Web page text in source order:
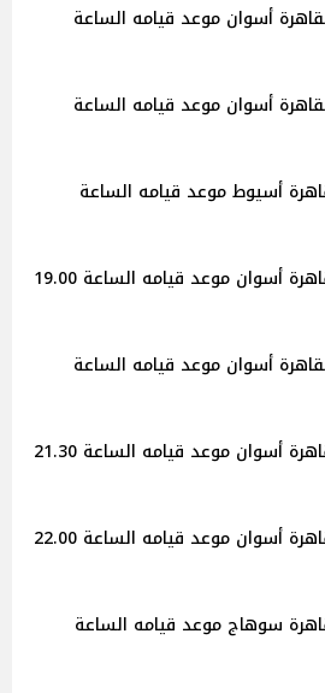
مكيف القاهرة أسوان موعد قيامه الساعة
مكيف القاهرة أسوان موعد قيامه الساعة
مكيف القاهرة أسيوط موعد قيامه الساعة
قطار رقم 988 مكيف القاهرة أسوان موعد قيامه الساعة 19.00
مكيف القاهرة أسوان موعد قيامه الساعة
قطار رقم 976 مكيف القاهرة أسوان موعد قيامه الساعة 21.30
قطار رقم 996 مكيف القاهرة أسوان موعد قيامه الساعة 22.00
مكيف القاهرة سوهاج موعد قيامه الساعة